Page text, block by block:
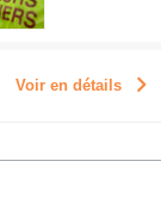
Voir en détails